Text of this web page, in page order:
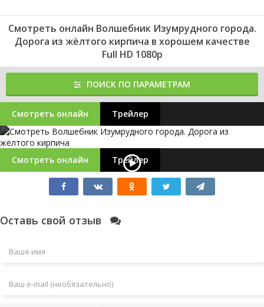
Смотреть онлайн Волшебник Изумрудного города.
Дорога из жёлтого кирпича в хорошем качестве
Full HD 1080p
ПОИСК ПО ПАРАМЕТРАМ
Смотреть онлайн Трейлер
Смотреть онлайн Трейлер
Оставь свой отзыв